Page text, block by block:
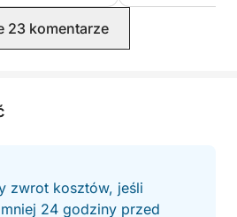
23 komentarze
zwrot kosztów, jeśli
24 godziny przed